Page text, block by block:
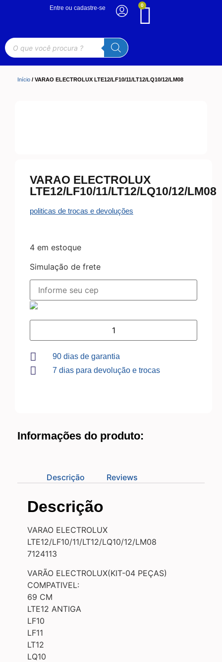
0
Entre ou cadastre-se
Início / VARAO ELECTROLUX LTE12/LF10/11/LT12/LQ10/12/LM08
VARAO ELECTROLUX
LTE12/LF10/11/LT12/LQ10/12/LM08
politicas de trocas e devoluções
4 em estoque
Simulação de frete
90 dias de garantia
7 dias para devolução e trocas
Informações do produto:
Descrição Reviews
Descrição
VARAO ELECTROLUX
LTE12/LF10/11/LT12/LQ10/12/LM08
7124113
VARÃO ELECTROLUX(KIT-04 PEÇAS)
COMPATIVEL:
69 CM
LTE12 ANTIGA
LF10
LF11
LT12
LQ10